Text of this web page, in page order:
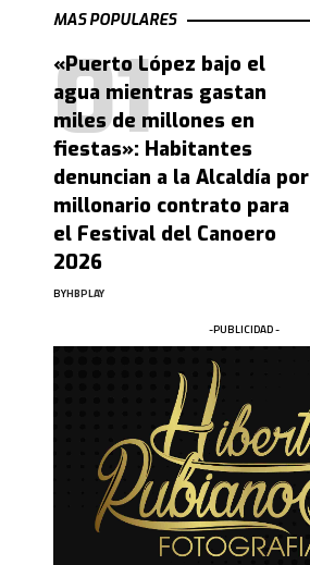
MAS POPULARES
«Puerto López bajo el
agua mientras gastan
miles de millones en
fiestas»: Habitantes
denuncian a la Alcaldía por
millonario contrato para
el Festival del Canoero
2026
BYHBPLAY
-PUBLICIDAD -